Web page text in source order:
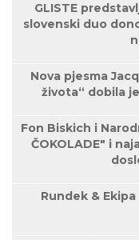
GLISTE
slovenski duo
Nova pjesma
života“ dobila
Fon Biskich i
ČOKOLADE" i
Rundek &